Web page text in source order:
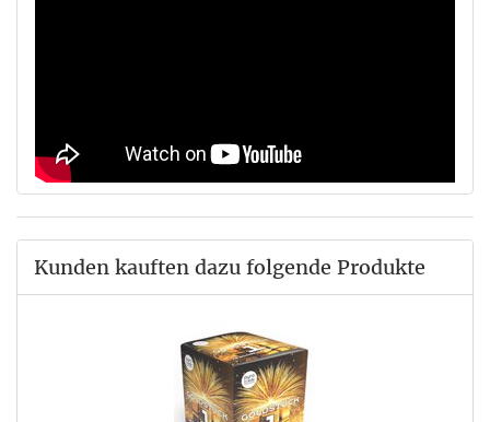
Kunden kauften dazu folgende Produkte